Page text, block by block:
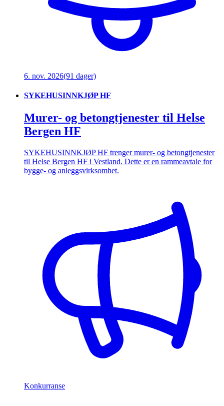
6. nov. 2026(91 dager)
SYKEHUSINNKJØP HF
Murer- og betongtjenester til Helse
Bergen HF
SYKEHUSINNKJØP HF trenger murer- og betongtjenester
til Helse Bergen HF i Vestland. Dette er en rammeavtale for
bygge- og anleggsvirksomhet.
Konkurranse